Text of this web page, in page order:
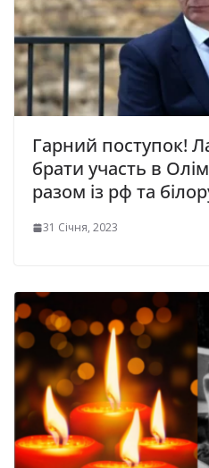
Гарний поступок!
брати участь в
разом із рф та
31 Січня, 2023